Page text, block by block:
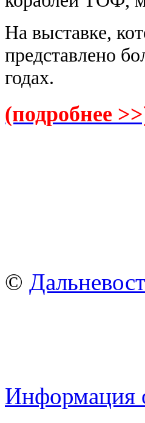
На выставке,
представлено
годах.
(подробнее
©
Информация